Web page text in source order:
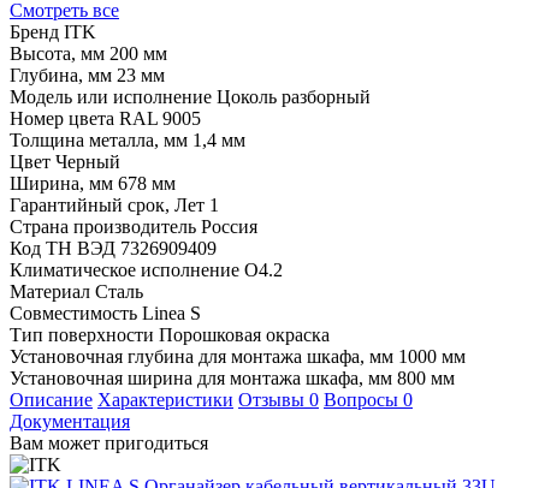
Смотреть все
Бренд ITK
Высота, мм 200 мм
Глубина, мм 23 мм
Модель или исполнение Цоколь разборный
Номер цвета RAL 9005
Толщина металла, мм 1,4 мм
Цвет Черный
Ширина, мм 678 мм
Гарантийный срок, Лет 1
Страна производитель Россия
Код ТН ВЭД 7326909409
Климатическое исполнение O4.2
Материал Сталь
Совместимость Linea S
Тип поверхности Порошковая окраска
Установочная глубина для монтажа шкафа, мм 1000 мм
Установочная ширина для монтажа шкафа, мм 800 мм
Описание Характеристики Отзывы 0 Вопросы 0
Документация
Вам может пригодиться